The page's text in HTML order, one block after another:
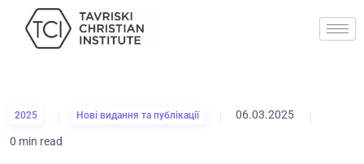
2025 Нові видання та публікації 06.03.2025
0 min read